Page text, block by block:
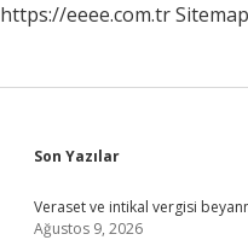
https://eeee.com.trSitemap
Sidebar
Son Yazılar
Veraset ve intikal vergisi
Ağustos 9, 2026